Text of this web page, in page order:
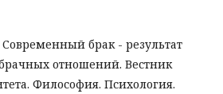
Современный брак - результат
отношений. Вестник
Философия. Психология.